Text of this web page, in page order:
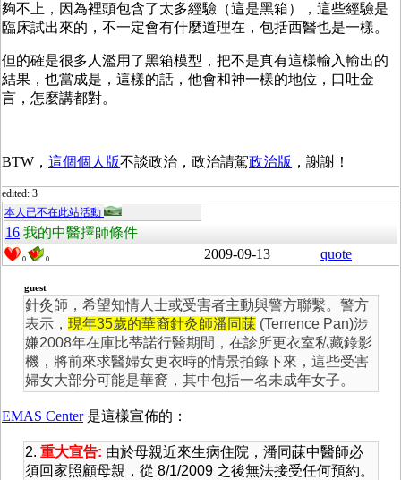
夠不上，因為裡頭包含了太多經驗（這是黑箱），這些經驗是
臨床試出來的，不一定會有什麼道理在，包括西醫也是一樣。
但的確是很多人濫用了黑箱模型，把不是真有這樣輸入輸出的
結果，也當成是，這樣的話，他會和神一樣的地位，口吐金
言，怎麼講都對。
BTW， 這個個人版不談政治，政治請駕政治版 ，謝謝！
edited: 3
本人已不在此站活動
16 我的中醫擇師條件
0 0 2009-09-13 quote
guest
針灸師，希望知情人士或受害者主動與警方聯繫。警方
表示， 現年35歲的華裔針灸師潘同菋(Terrence Pan)涉
嫌2008年在庫比蒂諾行醫期間，在診所更衣室私藏錄影
機，將前來求醫婦女更衣時的情景拍錄下來，這些受害
婦女大部分可能是華裔，其中包括一名未成年女子。
EMAS Center是這樣宣佈的：
2. 重大宣告: 由於母親近來生病住院，潘同菋中醫師必
須回家照顧母親，從 8/1/2009 之後無法接受任何預約。